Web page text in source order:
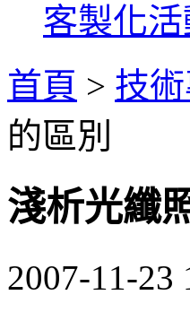
客製化活
首頁 > 技
的區別
淺析光纖
2007-11-23